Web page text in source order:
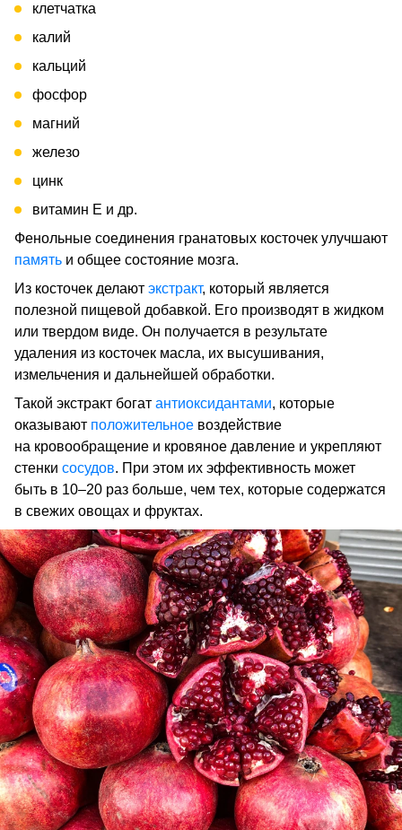
клетчатка
калий
кальций
фосфор
магний
железо
цинк
витамин Е и др.
Фенольные соединения гранатовых косточек улучшают
память и общее состояние мозга.
Из косточек делают экстракт, который является
полезной пищевой добавкой. Его производят в жидком
или твердом виде. Он получается в результате
удаления из косточек масла, их высушивания,
измельчения и дальнейшей обработки.
Такой экстракт богат антиоксидантами, которые
оказывают положительное воздействие
на кровообращение и кровяное давление и укрепляют
стенки сосудов. При этом их эффективность может
быть в 10–20 раз больше, чем тех, которые содержатся
в свежих овощах и фруктах.